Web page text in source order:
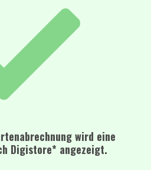
wird eine
Digistore* angezeigt.